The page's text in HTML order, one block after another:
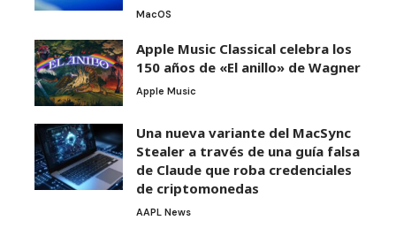
MacOS
Apple Music Classical celebra los
150 años de «El anillo» de Wagner
Apple Music
Una nueva variante del MacSync
Stealer a través de una guía falsa
de Claude que roba credenciales
de criptomonedas
AAPL News